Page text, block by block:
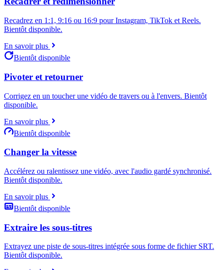
Recadrez en 1:1, 9:16 ou 16:9 pour Instagram, TikTok et Reels.
Bientôt disponible.
En savoir plus
Bientôt disponible
Pivoter et retourner
Corrigez en un toucher une vidéo de travers ou à l'envers. Bientôt
disponible.
En savoir plus
Bientôt disponible
Changer la vitesse
Accélérez ou ralentissez une vidéo, avec l'audio gardé synchronisé.
Bientôt disponible.
En savoir plus
Bientôt disponible
Extraire les sous-titres
Extrayez une piste de sous-titres intégrée sous forme de fichier SRT.
Bientôt disponible.